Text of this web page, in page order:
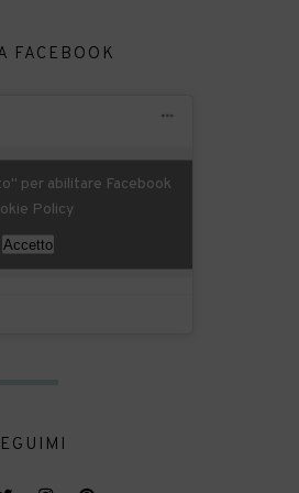
FACEBOOK
per abilitare Facebook
Policy
Accetto